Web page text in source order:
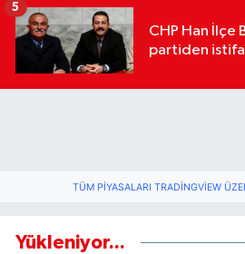
CHP Han İlçe
partiden
5
TÜM PIYASALARI TRADINGVIEW
Yükleniyor...